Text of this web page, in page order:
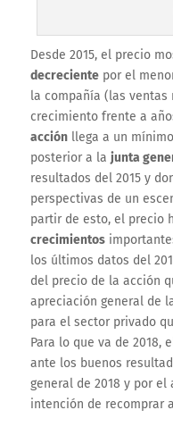
Desde 2015, el precio
decrecientepor el
la compañía (las
crecimiento frente a
acciónllega a un mínimo
posterior a la junta
resultados del 2015 y
perspectivas de un
partir de esto, el precio
crecimientos
los últimos datos del
del precio de la acción
apreciación general de
para el sector privado
Para lo que va de 2018,
ante los buenos
general de 2018 y por
intención de recomprar